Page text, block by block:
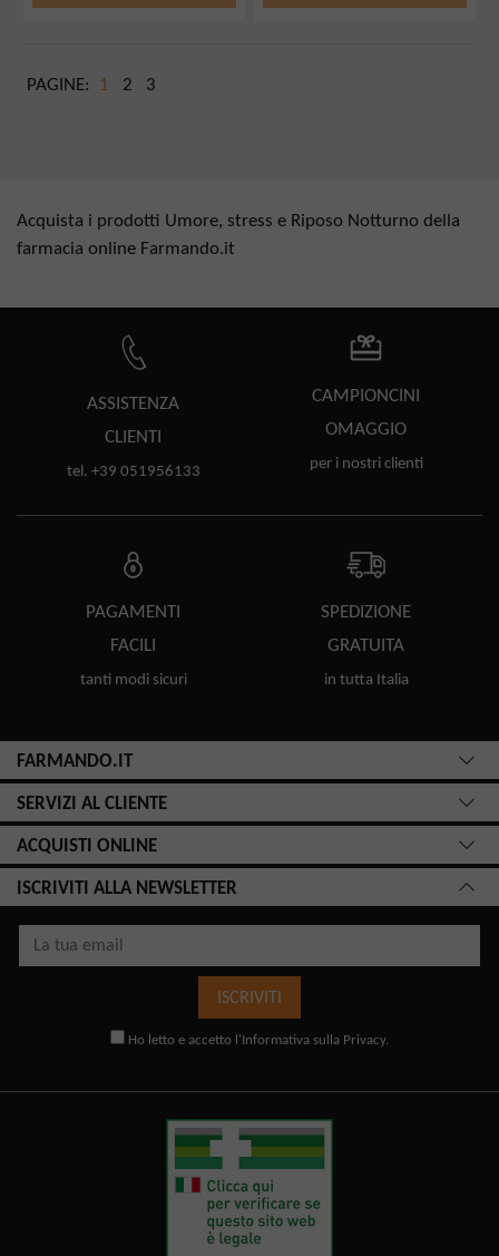
PAGINE: 1 2 3
Acquista i prodotti Umore, stress e Riposo Notturno della
farmacia online Farmando.it
ASSISTENZA
CLIENTI
tel. +39 051956133
CAMPIONCINI
OMAGGIO
per i nostri clienti
PAGAMENTI
FACILI
tanti modi sicuri
SPEDIZIONE
GRATUITA
in tutta Italia
FARMANDO.IT
SERVIZI AL CLIENTE
ACQUISTI ONLINE
ISCRIVITI ALLA NEWSLETTER
ISCRIVITI
Ho letto e accetto l' Informativa sulla Privacy.